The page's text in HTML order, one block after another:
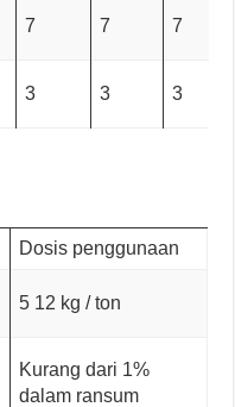
7 7 7
3 3 3
Dosis penggunaan
5 12 kg / ton
Kurang dari 1%
dalam ransum